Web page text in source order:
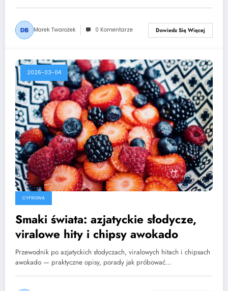
Marek Twarożek 0 Komentarze Dowiedz Się Więcej
2026-03-04
CYFROWA
Smaki świata: azjatyckie słodycze,
viralowe hity i chipsy awokado
Przewodnik po azjatyckich słodyczach, viralowych hitach i chipsach
awokado — praktyczne opisy, porady jak próbować…